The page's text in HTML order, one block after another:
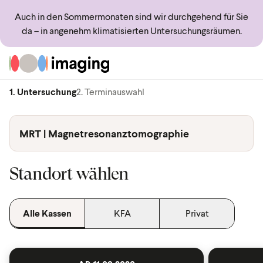
Auch in den Sommermonaten sind wir durchgehend für Sie
da – in angenehm klimatisierten Untersuchungsräumen.
Zur Startseite
1. Untersuchung2. Terminauswahl
MRT | Magnetresonanztomographie
Standort wählen
Alle Kassen KFA Privat